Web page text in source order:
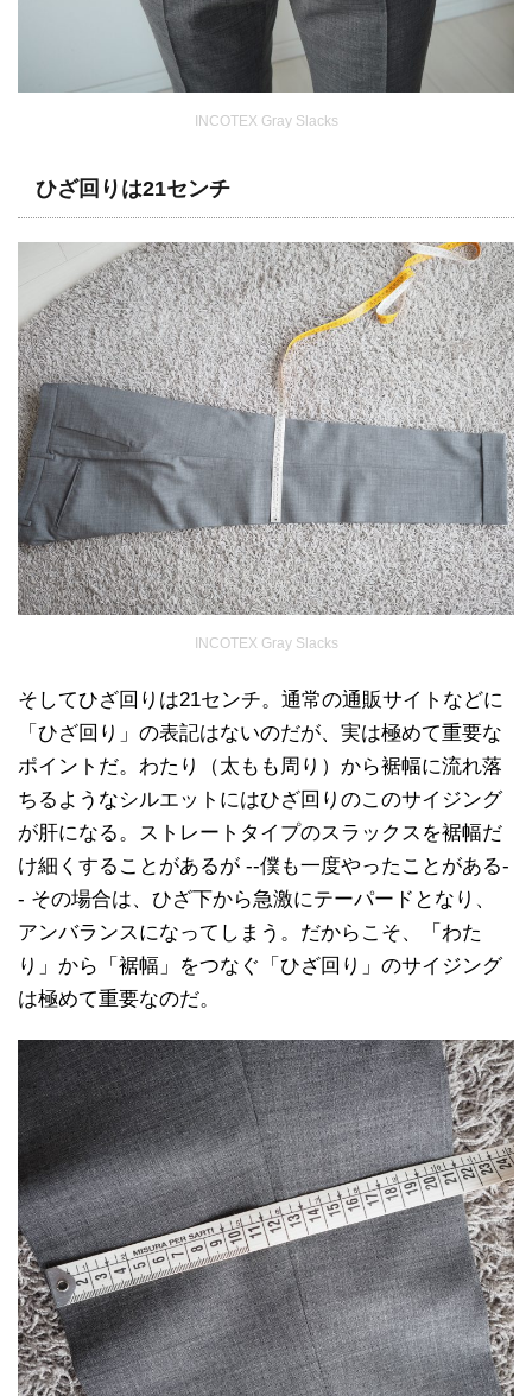
INCOTEX Gray Slacks
ひざ回りは21センチ
INCOTEX Gray Slacks
そしてひざ回りは21センチ。通常の通販サイトなどに
「ひざ回り」の表記はないのだが、実は極めて重要な
ポイントだ。わたり（太もも周り）から裾幅に流れ落
ちるようなシルエットにはひざ回りのこのサイジング
が肝になる。ストレートタイプのスラックスを裾幅だ
け細くすることがあるが --僕も一度やったことがある-
- その場合は、ひざ下から急激にテーパードとなり、
アンバランスになってしまう。だからこそ、「わた
り」から「裾幅」をつなぐ「ひざ回り」のサイジング
は極めて重要なのだ。